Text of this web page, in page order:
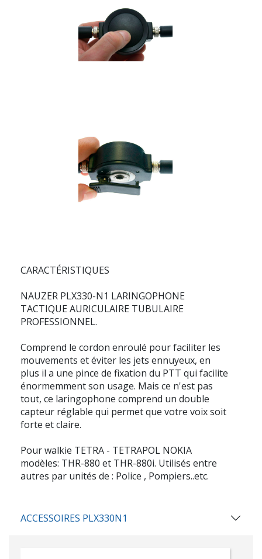
CARACTÉRISTIQUES
NAUZER PLX330-N1 LARINGOPHONE
TACTIQUE AURICULAIRE TUBULAIRE
PROFESSIONNEL.
Comprend le cordon enroulé pour faciliter les
mouvements et éviter les jets ennuyeux, en
plus il a une pince de fixation du PTT qui facilite
énormemment son usage. Mais ce n'est pas
tout, ce laringophone comprend un double
capteur réglable qui permet que votre voix soit
forte et claire.
Pour walkie TETRA - TETRAPOL NOKIA
modèles: THR-880 et THR-880i. Utilisés entre
autres par unités de : Police , Pompiers..etc.
ACCESSOIRES PLX330N1